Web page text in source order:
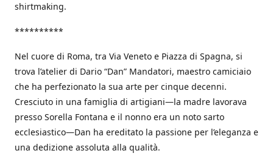
shirtmaking.
**********
Nel cuore di Roma, tra Via Veneto e Piazza di Spagna, si
trova l’atelier di Dario “Dan” Mandatori, maestro camiciaio
che ha perfezionato la sua arte per cinque decenni.
Cresciuto in una famiglia di artigiani—la madre lavorava
presso Sorella Fontana e il nonno era un noto sarto
ecclesiastico—Dan ha ereditato la passione per l’eleganza e
una dedizione assoluta alla qualità.